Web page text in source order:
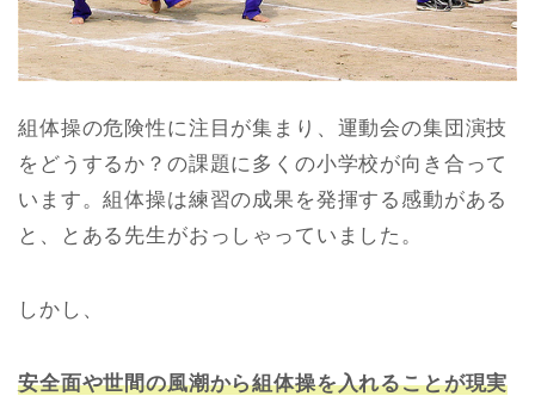
組体操の危険性に注目が集まり、運動会の集団演技
をどうするか？の課題に多くの小学校が向き合って
います。組体操は練習の成果を発揮する感動がある
と、とある先生がおっしゃっていました。
しかし、
安全面や世間の風潮から組体操を入れることが現実